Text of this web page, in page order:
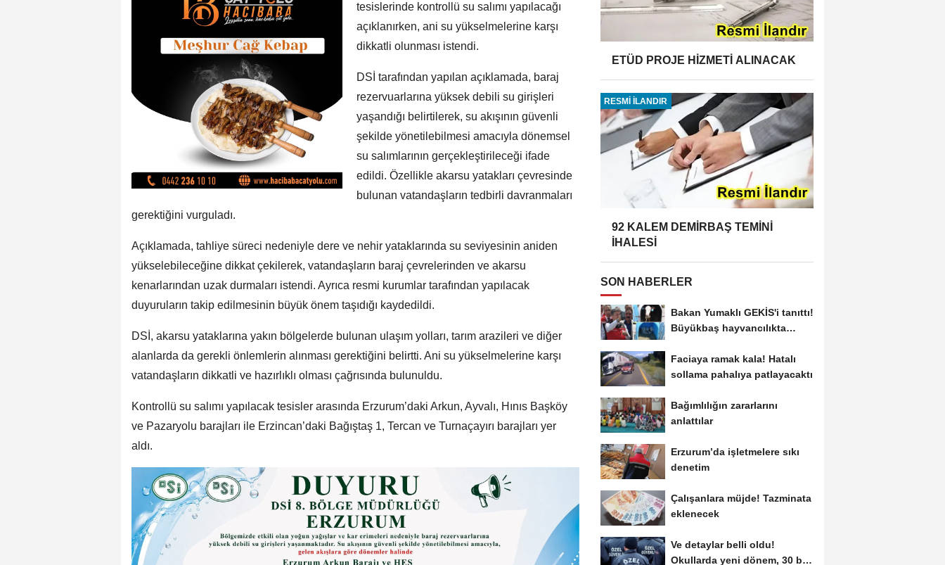
tesislerinde kontrollü su salımı yapılacağı
açıklanırken, ani su yükselmelerine karşı
dikkatli olunması istendi.
DSİ tarafından yapılan açıklamada, baraj
rezervuarlarına yüksek debili su girişleri
yaşandığı belirtilerek, su akışının güvenli
şekilde yönetilebilmesi amacıyla dönemsel
su salımlarının gerçekleştirileceği ifade
edildi. Özellikle akarsu yatakları çevresinde
bulunan vatandaşların tedbirli davranmaları
gerektiğini vurguladı.
Açıklamada, tahliye süreci nedeniyle dere ve nehir yataklarında su seviyesinin aniden
yükselebileceğine dikkat çekilerek, vatandaşların baraj çevrelerinden ve akarsu
kenarlarından uzak durmaları istendi. Ayrıca resmi kurumlar tarafından yapılacak
duyuruların takip edilmesinin büyük önem taşıdığı kaydedildi.
DSİ, akarsu yataklarına yakın bölgelerde bulunan ulaşım yolları, tarım arazileri ve diğer
alanlarda da gerekli önlemlerin alınması gerektiğini belirtti. Ani su yükselmelerine karşı
vatandaşların dikkatli ve hazırlıklı olması çağrısında bulunuldu.
Kontrollü su salımı yapılacak tesisler arasında Erzurum’daki Arkun, Ayvalı, Hınıs Başköy
ve Pazaryolu barajları ile Erzincan’daki Bağıştaş 1, Tercan ve Turnaçayırı barajları yer
aldı.
ETÜD PROJE HİZMETİ ALINACAK
RESMİ İLANDIR
92 KALEM DEMİRBAŞ TEMİNİ
İHALESİ
SON HABERLER
Bakan Yumaklı GEKİS'i tanıttı!
Büyükbaş hayvancılıkta
Faciaya ramak kala! Hatalı
sollama pahalıya patlayacaktı
Bağımlılığın zararlarını
anlattılar
Erzurum’da işletmelere sıkı
denetim
Çalışanlara müjde! Tazminata
eklenecek
Ve detaylar belli oldu!
Okullarda yeni dönem, 30 bin